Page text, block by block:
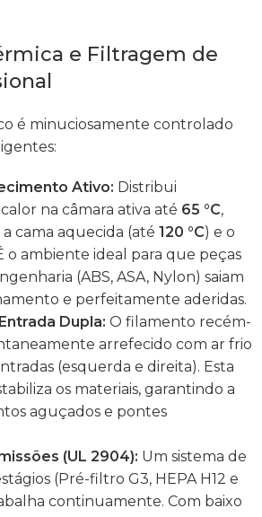
e Filtragem de
é minuciosamente controlado
Ativo: Distribui
na câmara ativa até 65 °C,
cama aquecida (até 120 °C) e o
o ambiente ideal para que peças
(ABS, ASA, Nylon) saiam
e perfeitamente aderidas.
Dupla: O filamento recém-
arrefecido com ar frio
(esquerda e direita). Esta
os materiais, garantindo a
aguçados e pontes
(UL 2904): Um sistema de
(Pré-filtro G3, HEPA H12 e
continuamente. Com baixo